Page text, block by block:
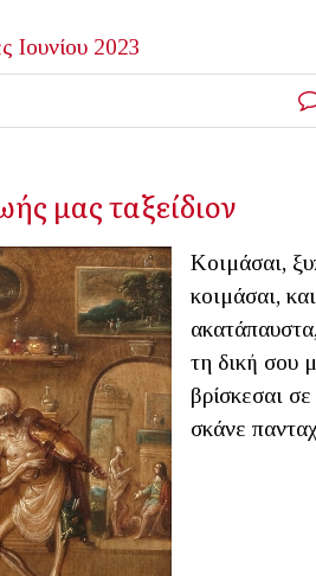
Ιουνίου 2023
μας ταξείδιον
Κοιμάσαι,
κοιμάσαι,
τη δική σου
βρίσκεσαι
σκάνε